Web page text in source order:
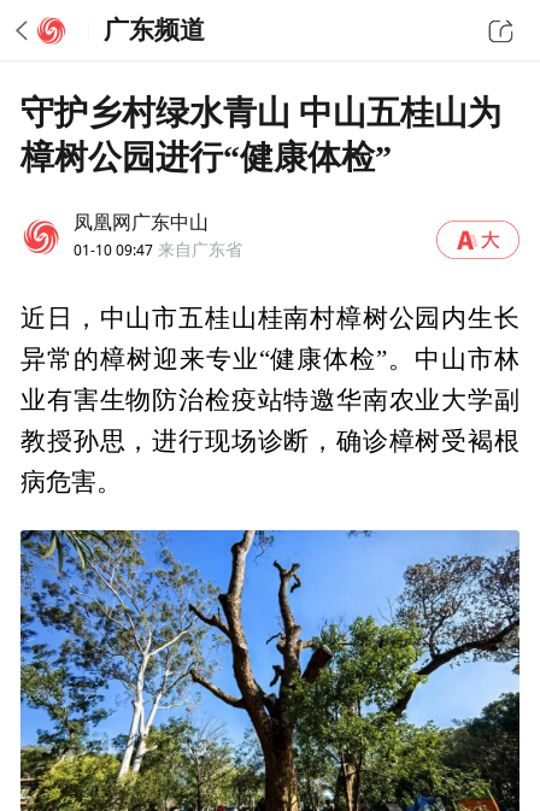
广东频道
守护乡村绿水青山 中山五桂山为
樟树公园进行“健康体检”
凤凰网广东中山
01-10 09:47 来自广东省
近日，中山市五桂山桂南村樟树公园内生长
异常的樟树迎来专业“健康体检”。中山市林
业有害生物防治检疫站特邀华南农业大学副
教授孙思，进行现场诊断，确诊樟树受褐根
病危害。